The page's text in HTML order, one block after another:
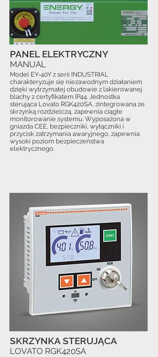
Model EY-40Y z serii INDUSTRIAL
charakteryzuje się niezawodnym działaniem
dzięki wytrzymałej obudowie z lakierowanej
blachy z certyfikatem IP44. Jednostka
sterująca Lovato RGK420SA, zintegrowana ze
skrzynką rozdzielczą, zapewnia ciągłe
monitorowanie systemu. Wyposażona w
gniazda CEE, bezpieczniki, wyłączniki i
przycisk zatrzymania awaryjnego, zapewnia
wysoki poziom bezpieczeństwa
elektrycznego.
PANEL ELEKTRYCZNY
MANUAL
SKRZYNKA STERUJĄCA
LOVATO RGK420SA